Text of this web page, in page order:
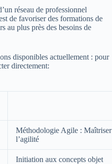
réseau de professionnel
de favoriser des formations de
au plus près des besoins de
disponibles actuellement : pour
directement:
Méthodologie Agile : Maîtriser
l’agilité
Initiation aux concepts objet